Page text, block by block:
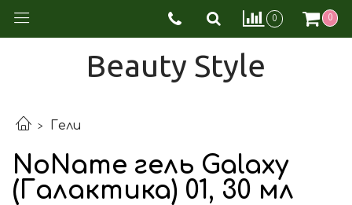
0 0
Beauty Style
Гели
NoName гель Galaxy
(Галактика) 01, 30 мл